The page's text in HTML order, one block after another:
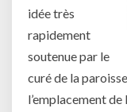
idée très
rapidement
soutenue par le
curé de la
l’emplacement